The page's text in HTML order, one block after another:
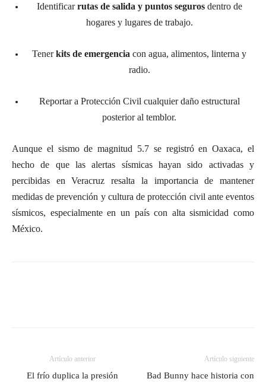
Identificarrutas de salida y puntos segurosdentro de
hogares y lugares de trabajo.
Tenerkits de emergencia con agua, alimentos, linterna y
radio.
Reportar a Protección Civil cualquier daño estructural
posterior al temblor.
Aunque el sismo de magnitud 5.7 se registró en Oaxaca, el
hecho de que las alertas sísmicas hayan sido activadas y
percibidas en Veracruz resalta la importancia de mantener
medidas de prevención y cultura de protección civil ante eventos
sísmicos, especialmente en un país con alta sismicidad como
México.
Artículo anterior
El frío duplica la presión
Artículo siguiente
Bad Bunny hace historia con